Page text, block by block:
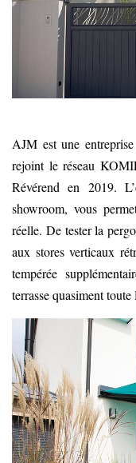
AJM est une
rejoint le réseau
Révérend en 2019.
showroom, vous
réelle. De tester la
aux stores verticaux
tempérée
terrasse quasiment toute